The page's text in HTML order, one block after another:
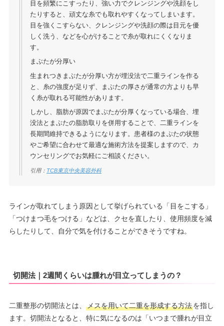
目を頻繁にこすったり、強い力でクレンジングや洗顔をし
たりすると、頑丈な糸でも取れやすくなってしまいます。
目を強くこすらない、クレンジングや洗顔の際は目元を優
しく洗う、などを心がけることで糸が取れにくくなりま
す。
まぶたが分厚い
生まれつきまぶたが分厚い方が埋没法で二重ラインを作る
と、糸の強度が足りず、まぶたの厚さが通常の方よりも早
く糸が取れる可能性があります。
しかし、脂肪が原因でまぶたが分厚くなっている場合、埋
没法とまぶたの脂肪取りを併用することで、二重ラインを
長期間維持できるようになります。患者様のまぶたの状態
やご希望に合わせて最適な施術方法を提案しますので、カ
ウンセリングでお気軽にご相談ください。
引用： TCB東京中央美容外科
ラインが取れてしまう原因として挙げられている「目をこする」
「つけまつ毛をつける」などは、クセを直したり、使用頻度を減
らしたりして、自分で気を付けることができそうですね。
切開法｜2週間くらいは腫れが目立ってしまうの？
二重整形の切開法とは、 メスを用いて二重を形成する方法を指し
ます。切開法となると、特に気になるのは「いつまで腫れが目立